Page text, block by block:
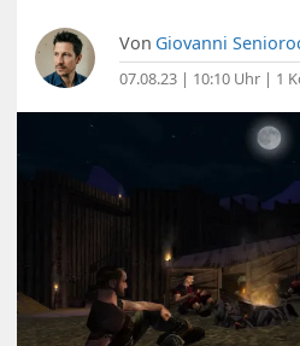
Von Giovanni
07.08.23 | 10:10 Uhr | 1